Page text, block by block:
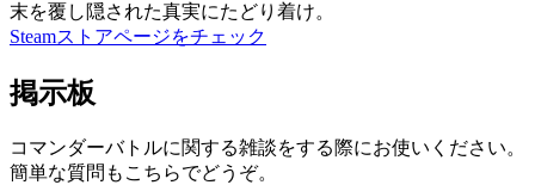
末を覆し隠された真実にたどり着け。
Steamストアページをチェック
掲示板
コマンダーバトルに関する雑談をする際にお使いください。
簡単な質問もこちらでどうぞ。